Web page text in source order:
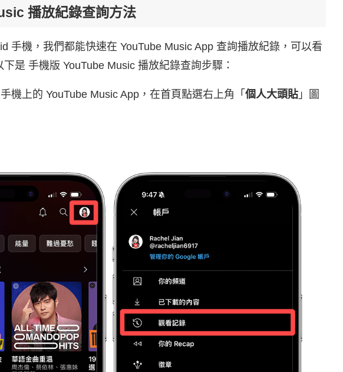
播放紀錄查詢方法
手機，我們都能快速在 YouTube Music App 查詢播放紀錄，可以看
是 手機版 YouTube Music 播放紀錄查詢步驟：
機上的 YouTube Music App，在首頁點選右上角「 個人大頭貼 」圖